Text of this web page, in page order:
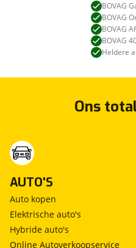
BOVAG
BOVAG
BOVAG
BOVAG
Heldere
Ons
AUTO'S
Auto kopen
Elektrische auto's
Hybride auto's
Online Autoverkoopservice